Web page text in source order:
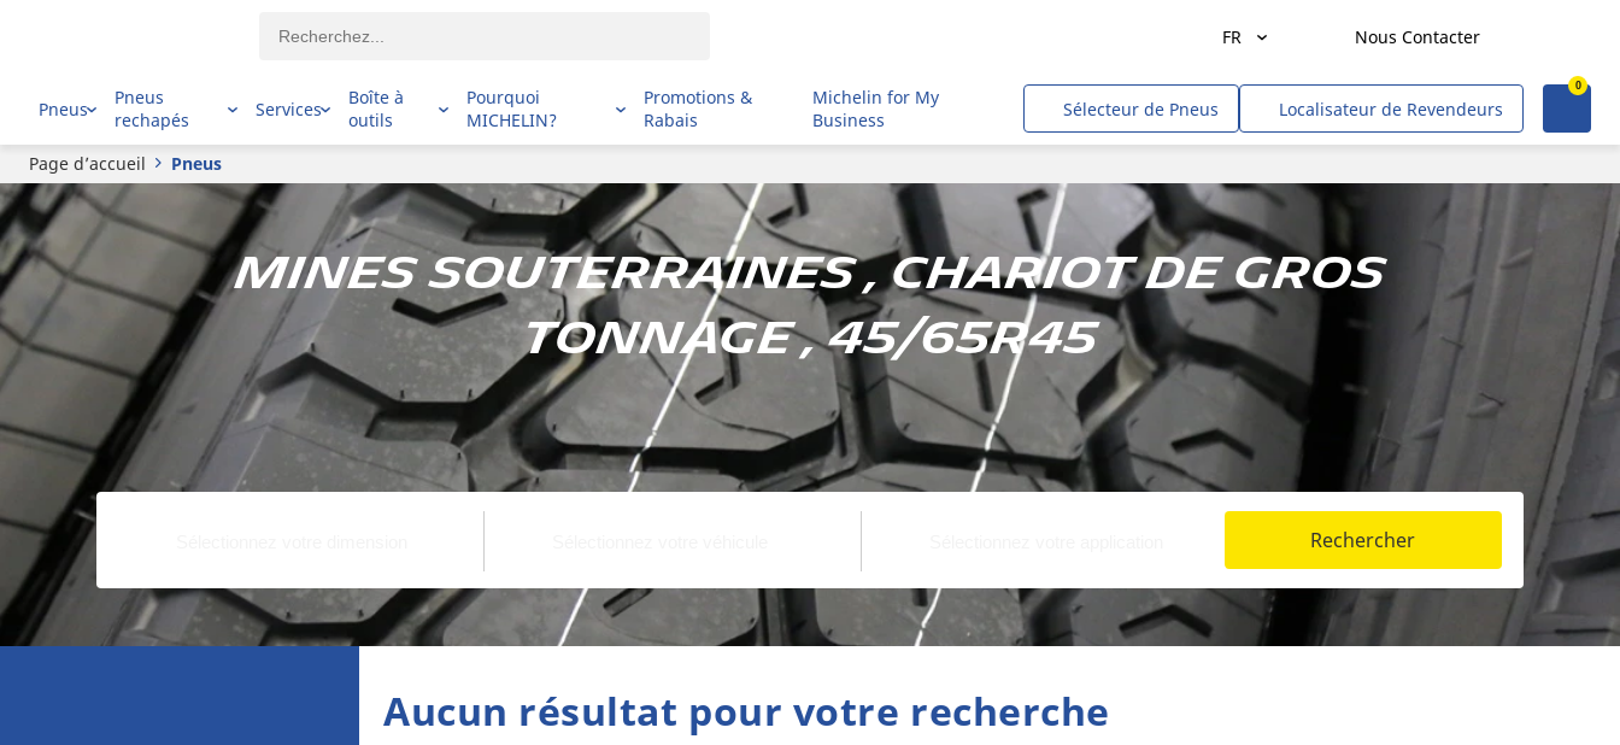
FR Nous Contacter
Transport de marchandises
Transport de personnes
Mines et carrières
Construction & industrie
Entrepreneurs & commerçants
Hors route/gouvernement
Voitures, VUS
0
Pneus
Pneus
rechapés
Services
Boîte à
outils
Pourquoi
MICHELIN?
Promotions &
Rabais
Michelin for My
Business
Sélecteur de Pneus Localisateur de Revendeurs
Page d’accueil Pneus
Mines souterraines , Chariot de gros
tonnage , 45/65R45
Rechercher
Aucun résultat pour votre recherche